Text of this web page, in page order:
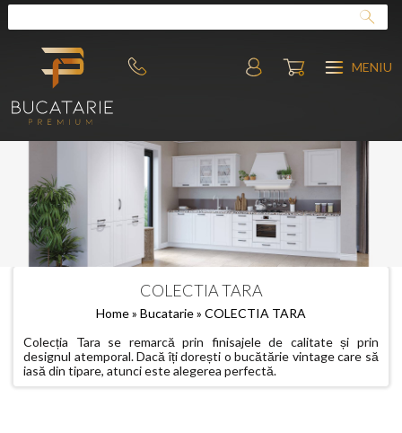
MENIU
COLECTIA TARA
Home» Bucatarie» COLECTIA TARA
Colecția Tara se remarcă prin finisajele de calitate și prin
designul atemporal. Dacă îți dorești o bucătărie vintage care să
iasă din tipare, atunci este alegerea perfectă.